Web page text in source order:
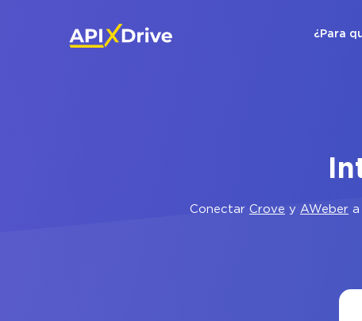
¿Para
Conectar Crove y AWeber a